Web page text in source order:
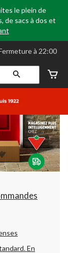
le plein de
de sacs à dos et
⋅ Fermeture à 22:00
En